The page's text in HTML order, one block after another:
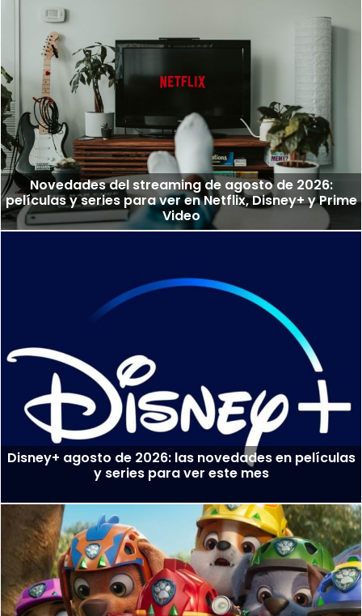
Novedades del streaming de agosto de 2026:
películas y series para ver en Netflix, Disney+ y Prime
Video
Disney+ agosto de 2026: las novedades en películas
y series para ver este mes